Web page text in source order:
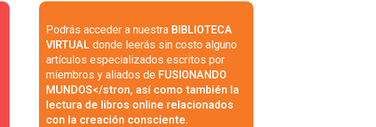
Podrás acceder a nuestra BIBLIOTECA
VIRTUAL donde leerás sin costo alguno
artículos especializados escritos por
miembros y aliados de FUSIONANDO
MUNDOS</stron, así como también la
lectura de libros online relacionados
con la creación consciente.